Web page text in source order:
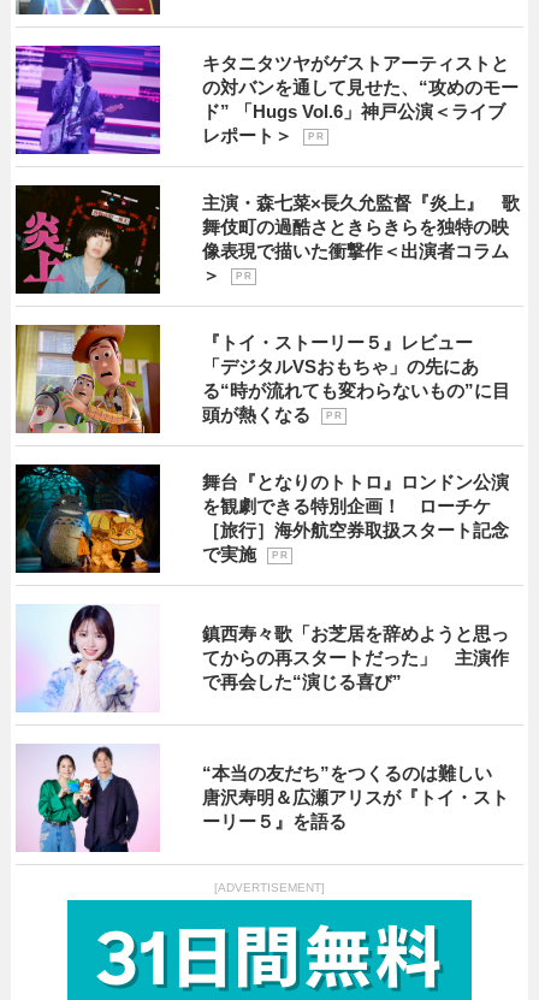
キタニタツヤがゲストアーティストと
の対バンを通して見せた、“攻めのモー
ド” 「Hugs Vol.6」神戸公演＜ライブ
レポート＞
P R
主演・森七菜×長久允監督『炎上』 歌
舞伎町の過酷さときらきらを独特の映
像表現で描いた衝撃作＜出演者コラム
＞
P R
『トイ・ストーリー５』レビュー
「デジタルVSおもちゃ」の先にあ
る“時が流れても変わらないもの”に目
頭が熱くなる
P R
舞台『となりのトトロ』ロンドン公演
を観劇できる特別企画！ ローチケ
［旅行］海外航空券取扱スタート記念
で実施
P R
鎮西寿々歌「お芝居を辞めようと思っ
てからの再スタートだった」 主演作
で再会した“演じる喜び”
“本当の友だち”をつくるのは難しい
唐沢寿明＆広瀬アリスが『トイ・スト
ーリー５』を語る
[ADVERTISEMENT]